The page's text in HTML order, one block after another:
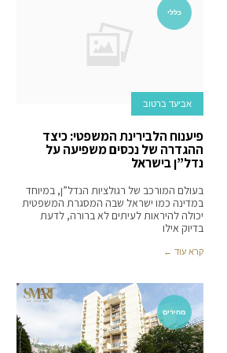
כללי
אביעד ברטוב
פיענוח הלבירינת המשפטי: כיצד
ההגדרה של נכסים משפיעה על
נדל”ן בישראל
בעולם המורכב של רגולציות הנדל”ן, במיוחד
במדינה כמו ישראל שבה המסגרת המשפטית
יכולה להיראות לעיתים לא ברורה, לדעת
בדיוק אילו
קרא עוד ←
מחירים